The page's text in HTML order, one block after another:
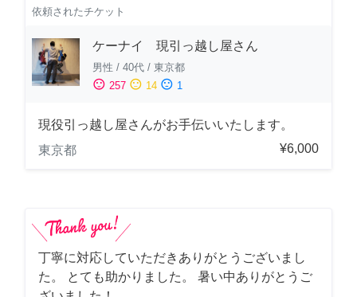
依頼されたチケット
ケーナイ 現引っ越し屋さん
男性 / 40代 / 東京都
sentiment_satisfied 257 sentiment_neutral 14 sentiment_dissatisfied 1
現役引っ越し屋さんがお手伝いいたします。
東京都
¥6,000
丁寧に対応していただきありがとうございまし
た。 とても助かりました。 暑い中ありがとうご